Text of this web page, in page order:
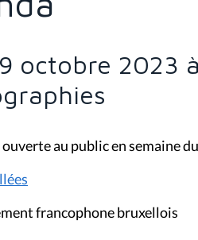
octobre 2023
au public en semaine
francophone bruxellois